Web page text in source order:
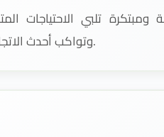
تلبي الاحتياجات
وتواكب أحدث الاتجاهات العالمية.